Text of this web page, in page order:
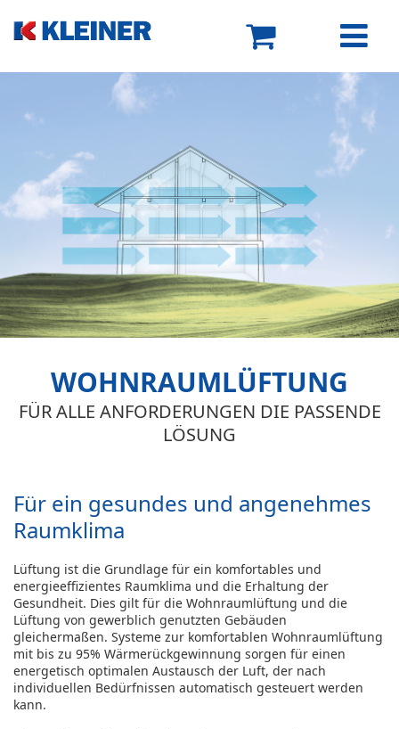
WOHNRAUMLÜFTUNG
FÜR ALLE ANFORDERUNGEN DIE PASSENDE
LÖSUNG
Für ein gesundes und angenehmes
Raumklima
Lüftung ist die Grundlage für ein komfortables und
energieeffizientes Raumklima und die Erhaltung der
Gesundheit. Dies gilt für die Wohnraumlüftung und die
Lüftung von gewerblich genutzten Gebäuden
gleichermaßen. Systeme zur komfortablen Wohnraumlüftung
mit bis zu 95% Wärmerückgewinnung sorgen für einen
energetisch optimalen Austausch der Luft, der nach
individuellen Bedürfnissen automatisch gesteuert werden
kann.